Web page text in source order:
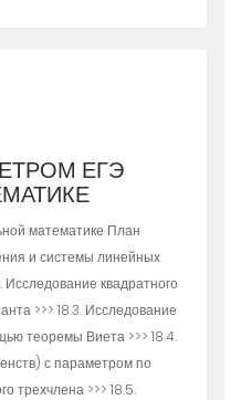
ЕГЭ
математике План
и системы линейных
квадратного
>>> 18.3. Исследование
теоремы Виета >>> 18.4.
с параметром по
трехчлена >>> 18.5.